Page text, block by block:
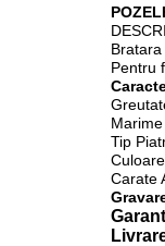
Pentru
Tip
Carate